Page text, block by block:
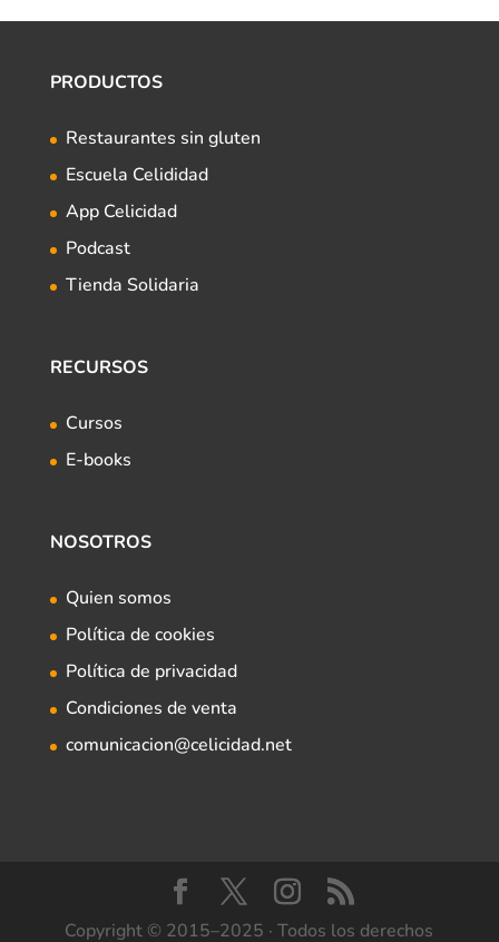
PRODUCTOS
Restaurantes sin gluten
Escuela Celididad
App Celicidad
Podcast
Tienda Solidaria
RECURSOS
Cursos
E-books
NOSOTROS
Quien somos
Política de cookies
Política de privacidad
Condiciones de venta
comunicacion@celicidad.net
Copyright © 2015–2025 · Todos los derechos